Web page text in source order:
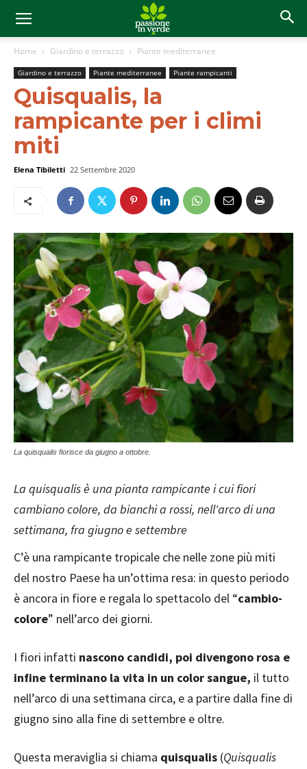
Home Giardino e terrazzo Piante mediterranee
Giardino e terrazzo Piante mediterranee Piante rampicanti
Quisqualis, la
rampicante per i climi
miti
Elena Tibiletti 22 Settembre 2020
La quisqualis fiorisce da giugno a ottobre.
La quisqualis è una pianta rampicante i cui fiori
cambiano colore, da bianchi a rossi, nell'arco di una
settimana, fra giugno e settembre
C’è una rampicante tropicale che nelle zone più miti
del nostro Paese ha un’ottima resa: in questo periodo
è ancora in fiore e regala lo spettacolo del “cambio-
colore” nell’arco dei giorni.
I fiori infatti nascono candidi, poi divengono rosa e
infine terminano la vita in un color sangue, il tutto
nell’arco di una settimana circa, e a partire dalla fine di
giugno sino alla fine di settembre e oltre.
Questa meraviglia si chiama quisqualis (Quisqualis